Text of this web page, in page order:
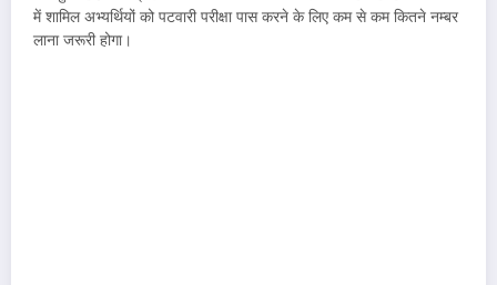
में शामिल अभ्यर्थियों को पटवारी परीक्षा पास करने के लिए कम से कम कितने नम्बर
लाना जरूरी होगा।